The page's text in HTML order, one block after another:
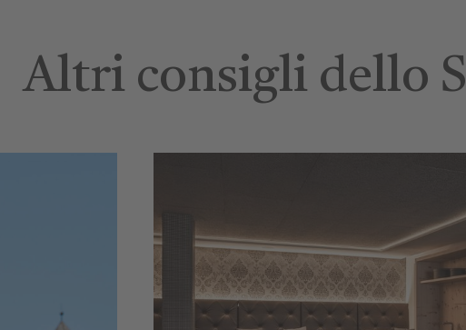
Altri consigli dello